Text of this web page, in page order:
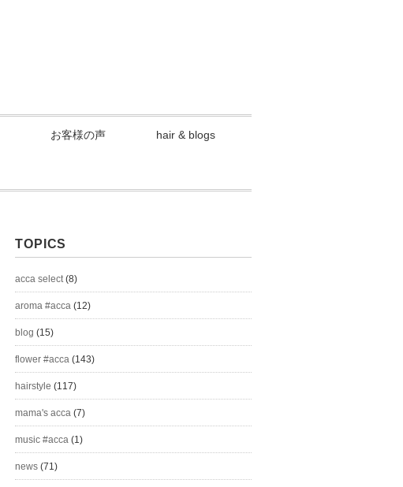
お客様の声 hair & blogs
TOPICS
acca select(8)
aroma #acca (12)
blog (15)
flower #acca (143)
hairstyle (117)
mama's acca (7)
music #acca (1)
news (71)